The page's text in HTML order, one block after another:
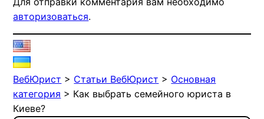
авторизоваться.
ВебЮрист > Статьи ВебЮрист > Основная
категория > Как выбрать семейного юриста в
Киеве?